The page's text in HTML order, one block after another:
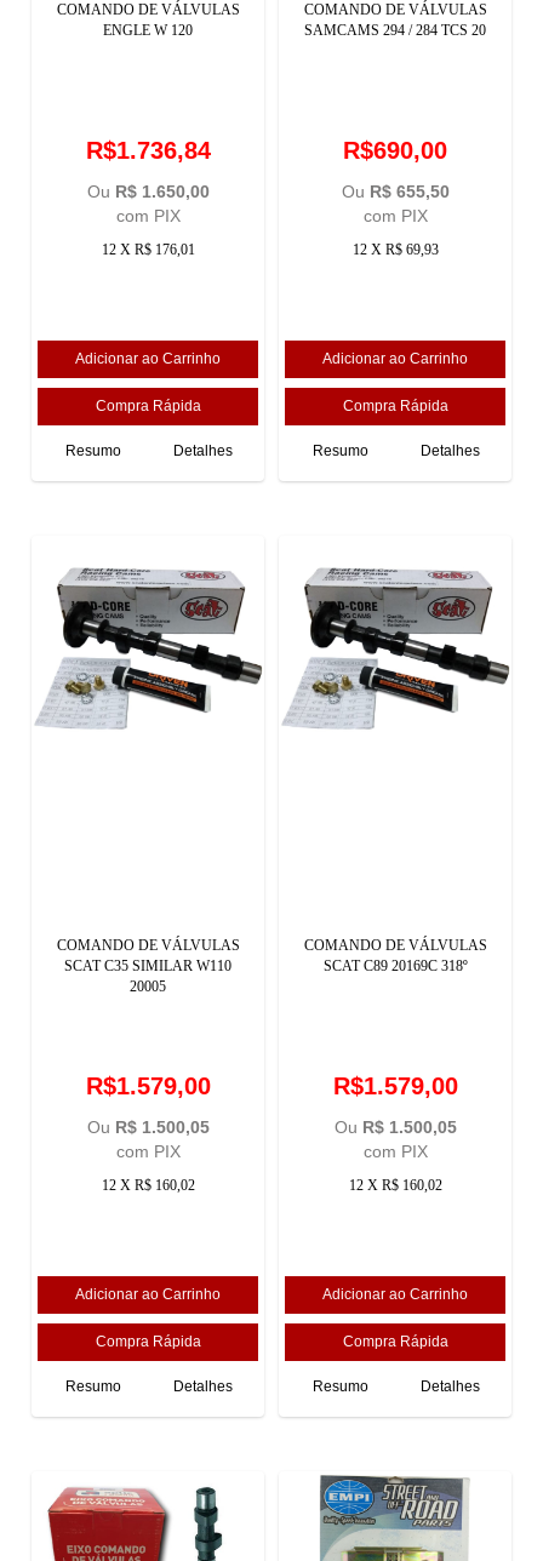
COMANDO DE VÁLVULAS
ENGLE W 120
R$1.736,84
Ou R$ 1.650,00
com PIX
12 X R$ 176,01
Resumo Detalhes
COMANDO DE VÁLVULAS
SAMCAMS 294 / 284 TCS 20
R$690,00
Ou R$ 655,50
com PIX
12 X R$ 69,93
Resumo Detalhes
COMANDO DE VÁLVULAS
SCAT C35 SIMILAR W110
20005
R$1.579,00
Ou R$ 1.500,05
com PIX
12 X R$ 160,02
Resumo Detalhes
COMANDO DE VÁLVULAS
SCAT C89 20169C 318º
R$1.579,00
Ou R$ 1.500,05
com PIX
12 X R$ 160,02
Resumo Detalhes